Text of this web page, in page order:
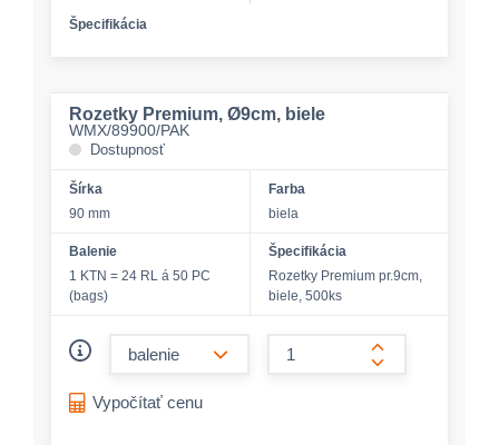
Špecifikácia
Rozetky Premium, Ø9cm, biele
WMX/89900/PAK
Dostupnosť
Šírka
90 mm
Farba
biela
Balenie
1 KTN = 24 RL á 50 PC
(bags)
Špecifikácia
Rozetky Premium pr.9cm,
biele, 500ks
form.increase-
Vypočítať cenu